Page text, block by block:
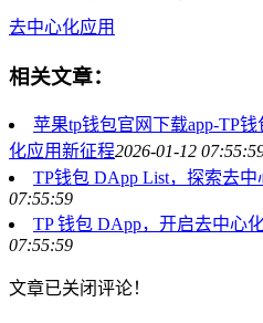
去中心化应用
相关文章：
苹果tp钱包官网下载app-TP
化应用新征程2026-01-12
TP钱包 DApp List，探索去
07:55:59
TP 钱包 DApp，开启去中心
07:55:59
文章已关闭评论！